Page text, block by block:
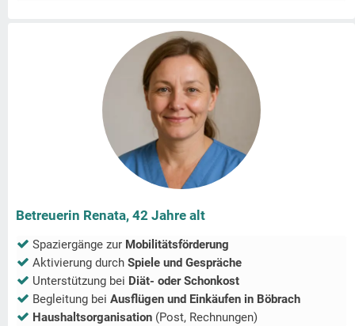
Betreuerin Renata, 42 Jahre alt
Spaziergänge zur Mobilitätsförderung
Aktivierung durch Spiele und Gespräche
Unterstützung bei Diät- oder Schonkost
Begleitung bei Ausflügen und Einkäufen in Böbrach
Haushaltsorganisation (Post, Rechnungen)